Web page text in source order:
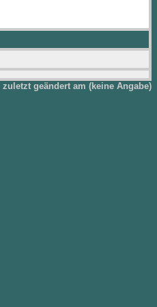
zuletzt geändert am (keine Angabe)